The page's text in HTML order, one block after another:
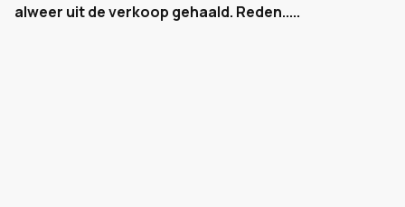
alweer uit de verkoop gehaald. Reden.....